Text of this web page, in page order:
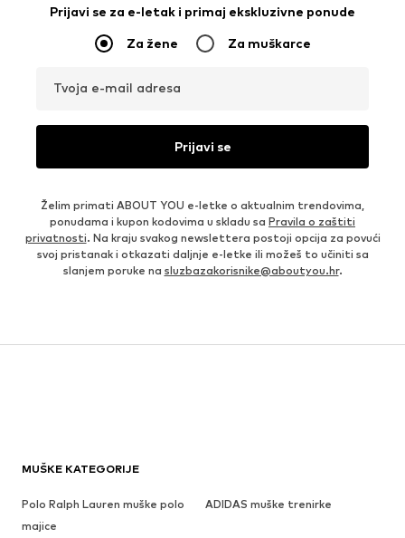
Prijavi se za e-letak i primaj ekskluzivne ponude
Za žene Za muškarce
Tvoja e-mail adresa
Prijavi se
Želim primati ABOUT YOU e-letke o aktualnim trendovima,
ponudama i kupon kodovima u skladu sa Pravila o zaštiti
privatnosti. Na kraju svakog newslettera postoji opcija za povući
svoj pristanak i otkazati daljnje e-letke ili možeš to učiniti sa
slanjem poruke na sluzbazakorisnike@aboutyou.hr.
MUŠKE KATEGORIJE
Polo Ralph Lauren muške polo
majice
ADIDAS muške trenirke